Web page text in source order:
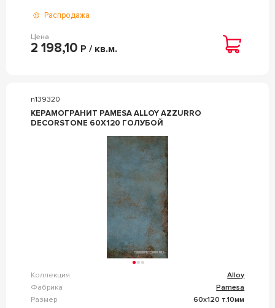
Распродажа
Цена
2 198,10 Р / кв.м.
n139320
КЕРАМОГРАНИТ PAMESA ALLOY AZZURRO
DECORSTONE 60X120 ГОЛУБОЙ
Коллекция
Alloy
Фабрика
Pamesa
Размер
60x120 т.10мм